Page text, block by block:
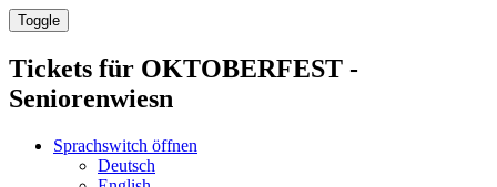
Toggle
Tickets für OKTOBERFEST -
Seniorenwiesn
Sprachswitch öffnen
Deutsch